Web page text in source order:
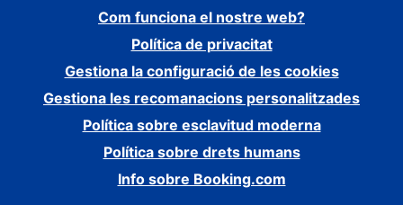
Com funciona el nostre web?
Política de privacitat
Gestiona la configuració de les cookies
Gestiona les recomanacions personalitzades
Política sobre esclavitud moderna
Política sobre drets humans
Info sobre Booking.com